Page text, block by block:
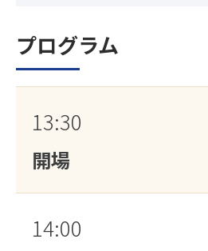
プログラム
13:30
開場
14:00